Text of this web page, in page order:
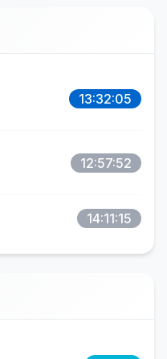
13:32:05
12:57:52
14:11:15